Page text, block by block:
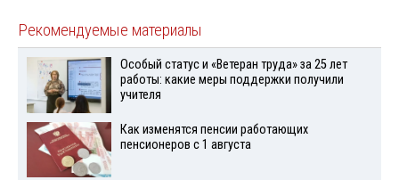
Рекомендуемые материалы
Особый статус и «Ветеран труда» за 25 лет
работы: какие меры поддержки получили
учителя
Как изменятся пенсии работающих
пенсионеров с 1 августа